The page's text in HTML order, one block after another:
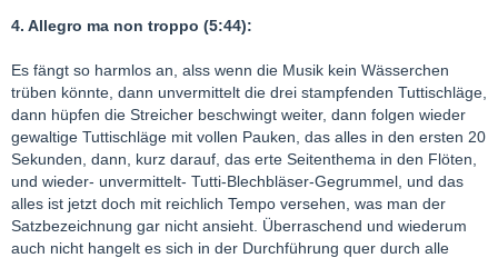
4. Allegro ma non troppo (5:44):
Es fängt so harmlos an, alss wenn die Musik kein Wässerchen
trüben könnte, dann unvermittelt die drei stampfenden Tuttischläge,
dann hüpfen die Streicher beschwingt weiter, dann folgen wieder
gewaltige Tuttischläge mit vollen Pauken, das alles in den ersten 20
Sekunden, dann, kurz darauf, das erte Seitenthema in den Flöten,
und wieder- unvermittelt- Tutti-Blechbläser-Gegrummel, und das
alles ist jetzt doch mit reichlich Tempo versehen, was man der
Satzbezeichnung gar nicht ansieht. Überraschend und wiederum
auch nicht hangelt es sich in der Durchführung quer durch alle